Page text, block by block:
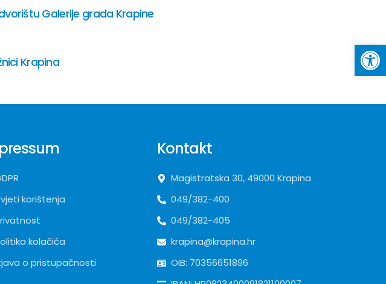
Galerije grada Krapine
Krapina
korištenja
kolačića
o pristupačnosti
Kontakt
Magistratska 30, 49000 Krapina
049/382-400
049/382-405
krapina@krapina.hr
OIB: 70356651896